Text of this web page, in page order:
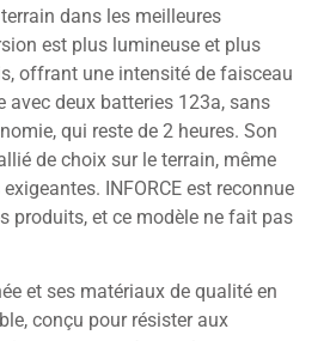
dans les meilleures
est plus lumineuse et plus
offrant une intensité de faisceau
avec deux batteries 123a, sans
qui reste de 2 heures. Son
de choix sur le terrain, même
INFORCE est reconnue
produits, et ce modèle ne fait pas
et ses matériaux de qualité en
conçu pour résister aux